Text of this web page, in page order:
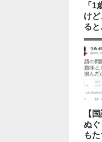
「
け
る
【
ぬぐ
も